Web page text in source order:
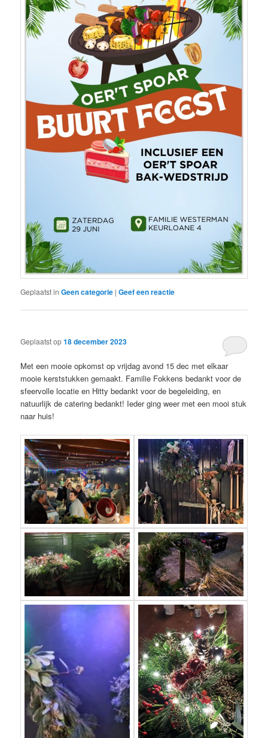
Geplaatst in Geen categorie |Geef een reactie
Geplaatst op18 december 2023
Met een mooie opkomst op vrijdag avond 15 dec met elkaar
mooie kerststukken gemaakt. Familie Fokkens bedankt voor de
sfeervolle locatie en Hitty bedankt voor de begeleiding, en
natuurlijk de catering bedankt! Ieder ging weer met een mooi stuk
naar huis!